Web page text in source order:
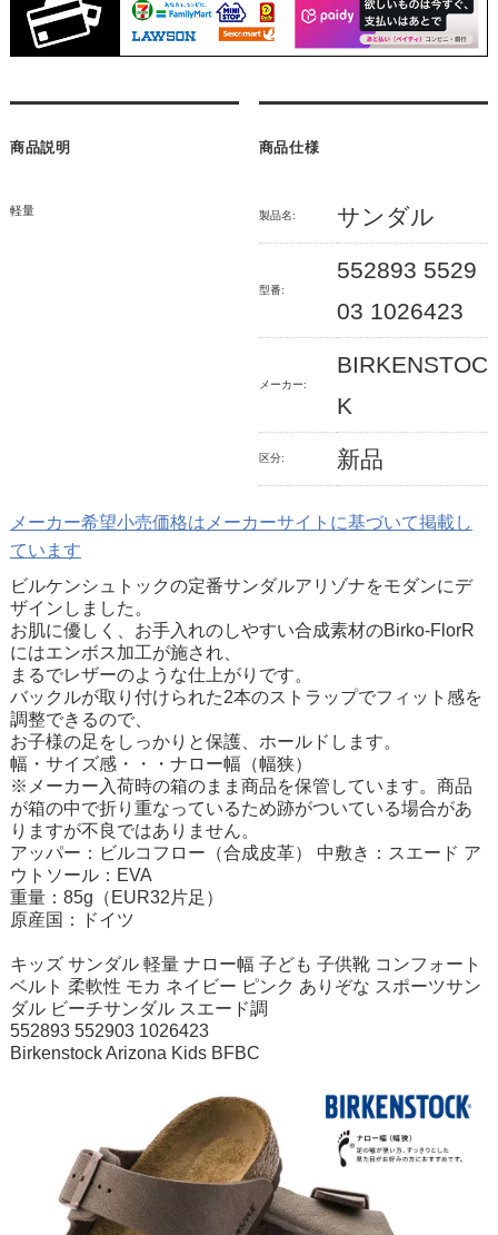
商品説明
軽量
商品仕様
製品名: サンダル
型番:
552893 5529
03 1026423
メーカー:
BIRKENSTOC
K
区分: 新品
メーカー希望小売価格はメーカーサイトに基づいて掲載し
ています
ビルケンシュトックの定番サンダルアリゾナをモダンにデ
ザインしました。
お肌に優しく、お手入れのしやすい合成素材のBirko-FlorR
にはエンボス加工が施され、
まるでレザーのような仕上がりです。
バックルが取り付けられた2本のストラップでフィット感を
調整できるので、
お子様の足をしっかりと保護、ホールドします。
幅・サイズ感・・・ナロー幅（幅狭）
※メーカー入荷時の箱のまま商品を保管しています。商品
が箱の中で折り重なっているため跡がついている場合があ
りますが不良ではありません。
アッパー：ビルコフロー（合成皮革） 中敷き：スエード ア
ウトソール：EVA
重量：85g（EUR32片足）
原産国：ドイツ
キッズ サンダル 軽量 ナロー幅 子ども 子供靴 コンフォート
ベルト 柔軟性 モカ ネイビー ピンク ありぞな スポーツサン
ダル ビーチサンダル スエード調
552893 552903 1026423
Birkenstock Arizona Kids BFBC